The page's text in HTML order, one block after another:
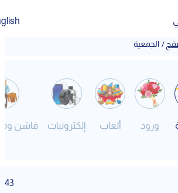
English
/ الجمعية
ورود ألعاب إلكترونيات فاشن